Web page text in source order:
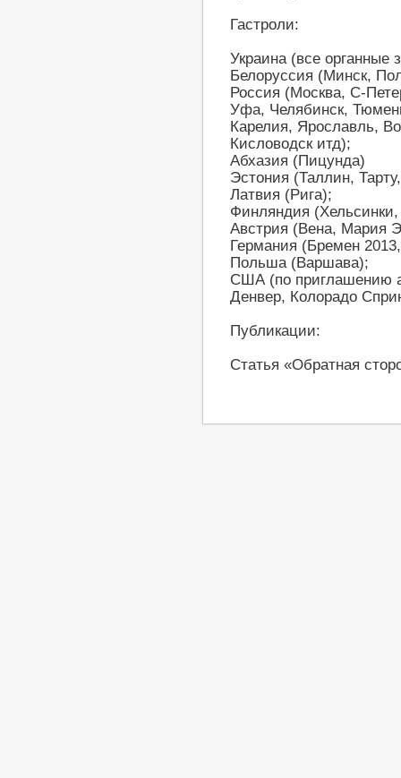
Гастроли:
Украина (все органные
Белоруссия (Минск,
Россия (Москва, С-
Уфа, Челябинск,
Карелия, Ярославль,
Кисловодск итд);
Абхазия (Пицунда)
Эстония (Таллин,
Латвия (Рига);
Финляндия
Австрия (Вена, Мария
Германия (Бремен
Польша (Варшава);
США (по приглашению
Денвер, Колорадо
Публикации:
Статья «Обратная